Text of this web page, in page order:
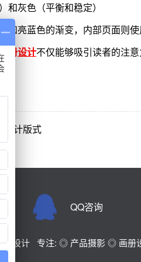
和灰色（平衡和稳定）
和亮蓝色的渐变，内部页面则
册设计不仅能够吸引读者的注
设计版式
QQ咨询
传设计 专注: ◎ 产品摄影 ◎ 画册